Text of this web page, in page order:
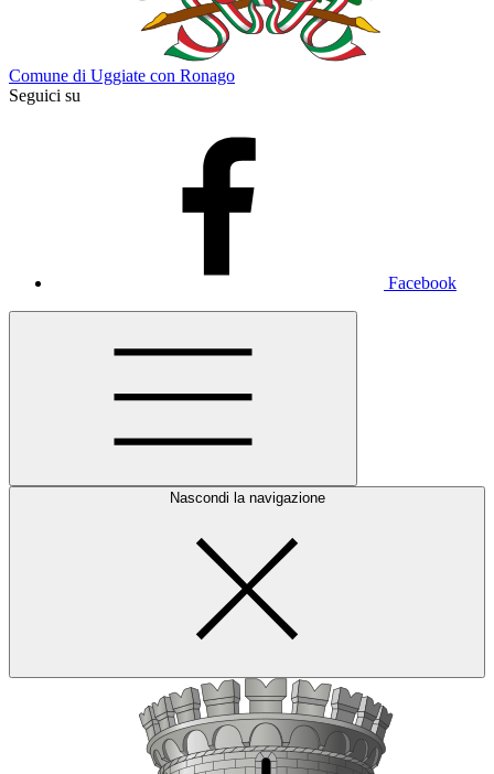
Comune di Uggiate con Ronago
Seguici su
Facebook
Nascondi la navigazione